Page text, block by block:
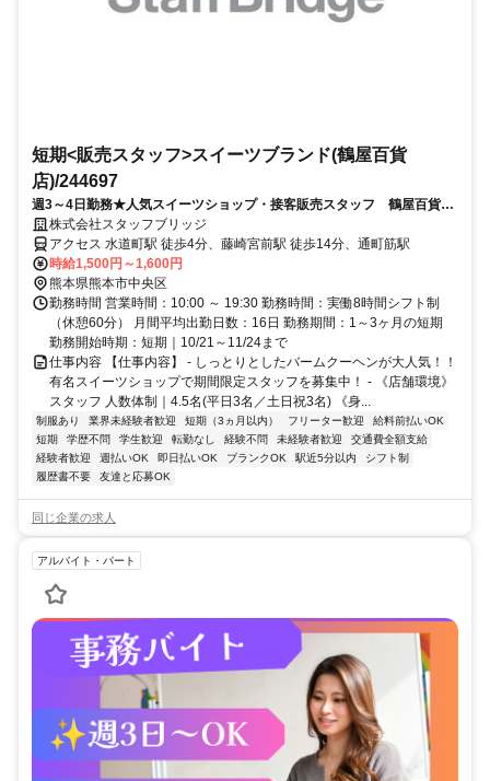
短期<販売スタッフ>スイーツブランド(鶴屋百貨
店)/244697
週3～4日勤務★人気スイーツショップ・接客販売スタッフ 鶴屋百貨店
（交通費全額支給・前払いあり）
株式会社スタッフブリッジ
アクセス 水道町駅 徒歩4分、藤崎宮前駅 徒歩14分、通町筋駅
時給1,500円～1,600円
熊本県熊本市中央区
勤務時間 営業時間：10:00 ～ 19:30 勤務時間：実働8時間シフト制
（休憩60分） 月間平均出勤日数：16日 勤務期間：1～3ヶ月の短期
勤務開始時期：短期｜10/21～11/24まで
仕事内容 【仕事内容】 - しっとりとしたバームクーヘンが大人気！！
有名スイーツショップで期間限定スタッフを募集中！ - 《店舗環境》
スタッフ 人数体制｜4.5名(平日3名／土日祝3名) 《身...
制服あり 業界未経験者歓迎 短期（3ヵ月以内） フリーター歓迎
給料前払いOK
短期
学歴不問 学生歓迎 転勤なし 経験不問 未経験者歓迎
交通費全額支給
経験者歓迎
週払いOK 即日払いOK ブランクOK 駅近5分以内
シフト制
履歴書不要
友達と応募OK
同じ企業の求人
アルバイト・パート